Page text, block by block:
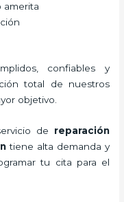
amerita
confiables y
total de nuestros
objetivo.
de reparación
tiene alta demanda y
tu cita para el